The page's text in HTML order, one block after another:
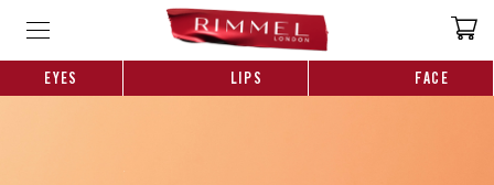
EYES LIPS FACE